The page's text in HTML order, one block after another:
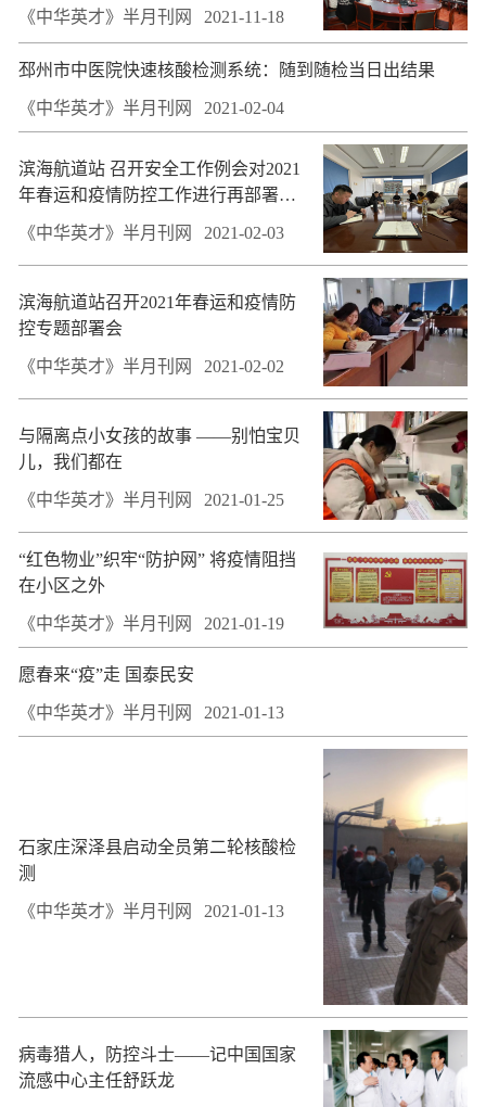
与药品产业化展开合作
《中华英才》半月刊网 2021-11-18
邳州市中医院快速核酸检测系统：随到随检当日出结果
《中华英才》半月刊网 2021-02-04
滨海航道站 召开安全工作例会对2021
年春运和疫情防控工作进行再部署再
落实
《中华英才》半月刊网 2021-02-03
滨海航道站召开2021年春运和疫情防
控专题部署会
《中华英才》半月刊网 2021-02-02
与隔离点小女孩的故事 ——别怕宝贝
儿，我们都在
《中华英才》半月刊网 2021-01-25
“红色物业”织牢“防护网” 将疫情阻挡
在小区之外
《中华英才》半月刊网 2021-01-19
愿春来“疫”走 国泰民安
《中华英才》半月刊网 2021-01-13
石家庄深泽县启动全员第二轮核酸检
测
《中华英才》半月刊网 2021-01-13
病毒猎人，防控斗士——记中国国家
流感中心主任舒跃龙